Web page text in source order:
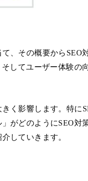
、その概要からSEO
してユーザー体験の
く影響します。特に
がどのようにSEO対
していきます。